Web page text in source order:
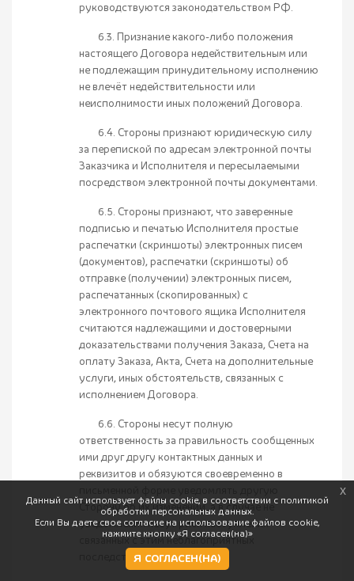
руководствуются законодательством РФ.
6.3. Признание какого-либо положения
настоящего Договора недействительным или
не подлежащим принудительному исполнению
не влечёт недействительности или
неисполнимости иных положений Договора.
6.4. Стороны признают юридическую силу
за перепиской по адресам электронной почты
Заказчика и Исполнителя и пересылаемыми
посредством электронной почты документами.
6.5. Стороны признают, что заверенные
подписью и печатью Исполнителя простые
распечатки (скриншоты) электронных писем
(документов), распечатки (скриншоты) об
отправке (получении) электронных писем,
распечатанных (скопированных) с
электронного почтового ящика Исполнителя
считаются надлежащими и достоверными
доказательствами получения Заказа, Счета на
оплату Заказа, Акта, Счета на дополнительные
услуги, иных обстоятельств, связанных с
исполнением Договора.
6.6. Стороны несут полную
ответственность за правильность сообщенных
ими друг другу контактных данных и
реквизитов и обязуются своевременно в
Сторону об их изменении, а в случае не
уведомления несут риск наступления
связанных с этим неблагоприятных
последствий.
Данный сайт использует файлы cookie, в соответствии с политикой
обработки персональных данных.
Если Вы даете свое согласие на использование файлов cookie,
нажмите кнопку «Я согласен(на)»
Я СОГЛАСЕН(НА)
x